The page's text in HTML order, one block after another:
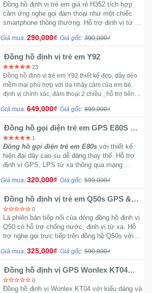
Đồng hồ định vị trẻ em giá rẻ H352 tích hợp
cảm ứng nghe gọi đàm thoại như một chiếc
smartphone thông thường. Hỗ trợ định vị từ xa
Giá mua: 290,000₫ Giá gốc: 390,000₫
Đồng hồ định vị trẻ em Y92
23
Đồng hồ định vị trẻ em Y92 thiết kế đẹp, dây dẻo
mềm mại phù hợp với da nhậy cảm của em bé.
định vị chính xác, đàm thoại 2 chiều , hỗ trợ tiếng
Giá mua: 649,000₫ Giá gốc: 899,000₫
Đồng hồ gọi điện trẻ em GPS E80S N
Original có tiếng Việt ( Màu Xanh )
1
Đồng hồ gọi điện trẻ em E80s với thiết kế
hiện đại dây cao su dễ dàng thay thế. Hỗ trợ
định vị GPS, LPS từ xa thông qua mạng
cảnh báo
Giá mua: 320,000₫ Giá gốc: 599,000₫
Đồng hồ định vị trẻ em Q50s GPS &
LPS - hiện có phiên bản mới Đồng hồ
định vị trẻ em giá rẻ H352
0
Là phiên bản tiếp nối của dòng đồng hồ định vị
Q50 có hỗ trợ chống nước, định vị từ xa. Hỗ
trợ nghe gọi trực tiếp trên đồng hồ Q50s với
Giá mua: 325,000₫ Giá gốc: 590,000₫
Đồng hồ định vị GPS Wonlex KT04
IP67 (Xanh - Đen - Hồng)
0
Đồng hồ định vị Wonlex KT04 với kiểu dáng và